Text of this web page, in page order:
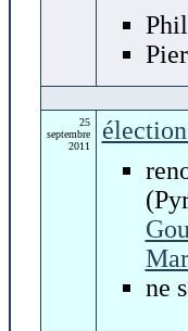
25
septembre
2011
ne